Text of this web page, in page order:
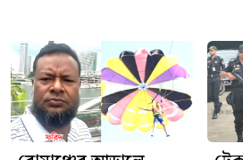
নিয়েছে রামু ক্রসিং হাইওয়ে
সুকান্ত চক্রবর্তীর নেতৃত্বে পরিচালিত
টহল, চেকপোস্ট এবং আইন প্রয়োগের
ফিরতে শুরু করেছে বলে জানিয়েছেন
চালক ও স্থানীয়রা। আগের তুলনায়